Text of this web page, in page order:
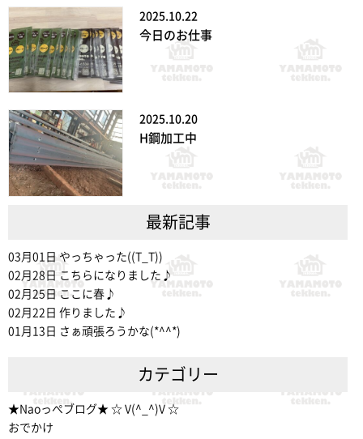
2025.10.22
今日のお仕事
2025.10.20
H鋼加工中
最新記事
03月01日 やっちゃった((T_T))
02月28日 こちらになりました♪
02月25日 ここに春♪
02月22日 作りました♪
01月13日 さぁ頑張ろうかな(*^^*)
カテゴリー
★Naoっぺブログ★ ☆ V(^_^)V ☆
おでかけ